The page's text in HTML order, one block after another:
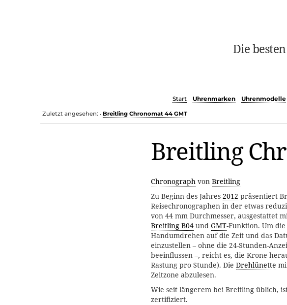
Die
Start
Uhrenmarken Uhrenmodelle
Zuletzt angesehen: • Breitling Chronomat 44 GMT
Breitling
Chronograph von Breitling
Zu Beginn des Jahres 2012 präsentiert
Reisechronographen in der etwas
von 44 mm Durchmesser, ausgestattet
Breitling B04 und GMT-Funktion. Um
Handumdrehen auf die Zeit und das
einzustellen – ohne die 24-Stunden-
beeinflussen –, reicht es, die Krone
Rastung pro Stunde). Die Drehlünette
Zeitzone abzulesen.
Wie seit längerem bei Breitling üblich,
zertifiziert.